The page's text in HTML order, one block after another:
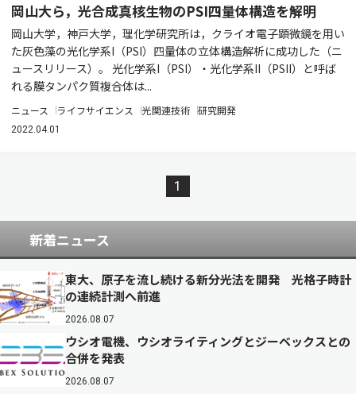
岡山大ら，光合成真核生物のPSI四量体構造を解明
岡山大学，神戸大学，理化学研究所は，クライオ電子顕微鏡を用い
た灰色藻の光化学系I（PSI）四量体の立体構造解析に成功した（ニ
ュースリリース）。 光化学系I（PSI）・光化学系II（PSII）と呼ば
れる膜タンパク質複合体は...
ニュース ライフサイエンス 光関連技術 研究開発
2022.04.01
1
新着ニュース
東大、原子を流し続ける新分光法を開発 光格子時計
の連続計測へ前進
2026.08.07
ウシオ電機、ウシオライティングとジーベックスとの
合併を発表
2026.08.07